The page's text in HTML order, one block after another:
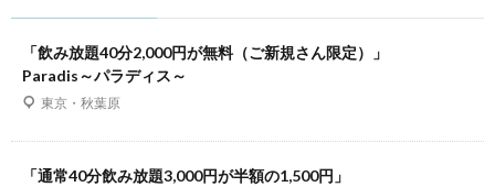
「飲み放題40分2,000円が無料（ご新規さん限定）」
Paradis～パラディス～
東京・秋葉原
「通常40分飲み放題3,000円が半額の1,500円」